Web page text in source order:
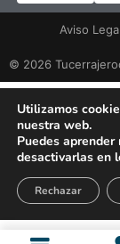
Aviso Legal
© 2026
Utilizamos
nuestra web.
Puedes
desactivarlas en
Rechazar